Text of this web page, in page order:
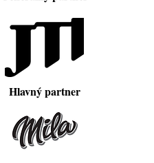
Hlavný partner